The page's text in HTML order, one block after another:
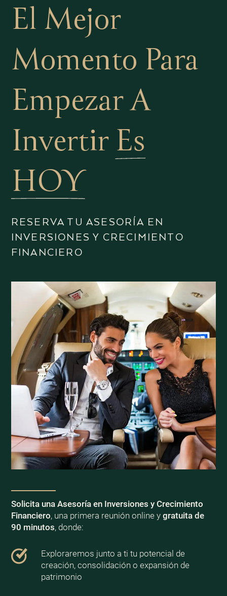
El Mejor
Momento Para
Empezar A
Invertir Es
HOY
RESERVA TU ASESORÍA EN
INVERSIONES Y CRECIMIENTO
FINANCIERO
Solicita una Asesoría en Inversiones y Crecimiento
Financiero, una primera reunión online y gratuita de
90 minutos, donde:
Exploraremos junto a ti tu potencial de
creación, consolidación o expansión de
patrimonio